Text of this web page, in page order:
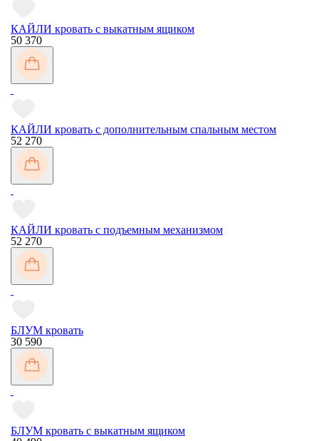
КАЙЛИ кровать с выкатным ящиком
50 370
КАЙЛИ кровать с дополнительным спальным местом
52 270
КАЙЛИ кровать с подъемным механизмом
52 270
БЛУМ кровать
30 590
БЛУМ кровать с выкатным ящиком